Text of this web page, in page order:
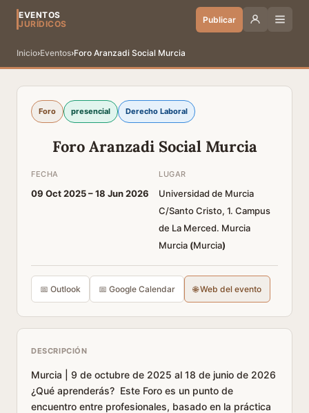
EVENTOS
JURÍDICOS
Publicar
Inicio›Eventos›Foro Aranzadi Social Murcia
Foro presencial Derecho Laboral
Foro Aranzadi Social Murcia
FECHA
09 Oct 2025 –18 Jun 2026
LUGAR
Universidad de Murcia
C/Santo Cristo, 1. Campus
de La Merced. Murcia
Murcia (Murcia)
📅 Outlook 📅 Google Calendar 🌐 Web del evento
DESCRIPCIÓN
Murcia | 9 de octubre de 2025 al 18 de junio de 2026
¿Qué aprenderás? Este Foro es un punto de
encuentro entre profesionales, basado en la práctica